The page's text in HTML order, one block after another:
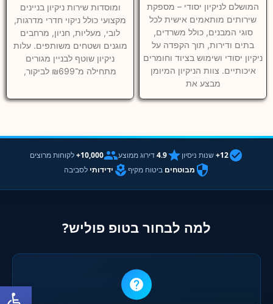
פתח
המושלם לניקיון יסודי – מספקת
שירותים מותאמים אישית לכל
סוגי המבנים, כולל משרדים,
בתים ודירות, תוך הקפדה על
ניקיון יסודי ושימוש בציוד וחומרים
איכותיים. צוות הניקיון המיומן
מבצע את
ומוסדות שירות ניקיון בניינים
מקצועי כולל ניקוי חדרי מדרגות,
לובי, מעליות, חניון, מרחבים
מוגנים ושטחים משותפים. עלות
ניקיון שוטף לבניין מגורים
מתחילה מ־₪699 לביקור,
12+ שנות ניסיון 4.9דירוג ממוצע 10,000+
לקוחות מרוצים
מבוטחים ביטוח מקיף ידידותי לסביבה
למה לבחור בטופ פוליש?